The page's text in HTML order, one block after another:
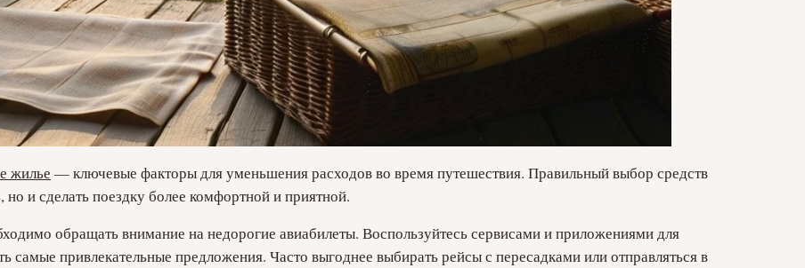
жилье — ключевые факторы для уменьшения расходов во время путешествия. Правильный выбор средств
и сделать поездку более комфортной и приятной.
обращать внимание на недорогие авиабилеты. Воспользуйтесь сервисами и приложениями для
самые привлекательные предложения. Часто выгоднее выбирать рейсы с пересадками или отправляться в